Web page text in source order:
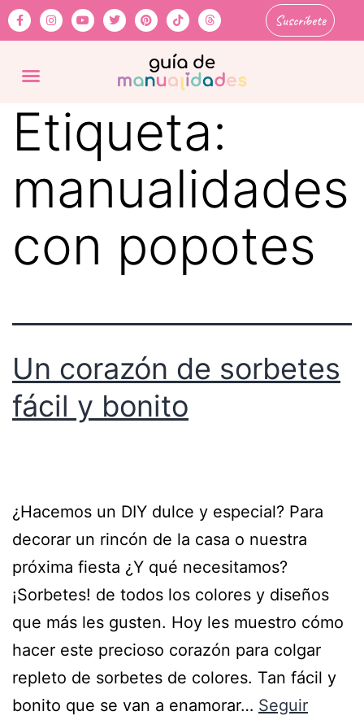
Suscríbete
Etiqueta:
manualidades
con popotes
Un corazón de sorbetes
fácil y bonito
¿Hacemos un DIY dulce y especial? Para
decorar un rincón de la casa o nuestra
próxima fiesta ¿Y qué necesitamos?
¡Sorbetes! de todos los colores y diseños
que más les gusten. Hoy les muestro cómo
hacer este precioso corazón para colgar
repleto de sorbetes de colores. Tan fácil y
bonito que se van a enamorar… Seguir